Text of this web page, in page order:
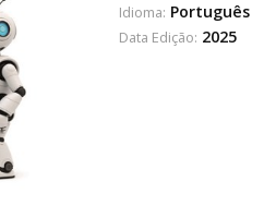
Idioma: Português
Data Edição: 2025